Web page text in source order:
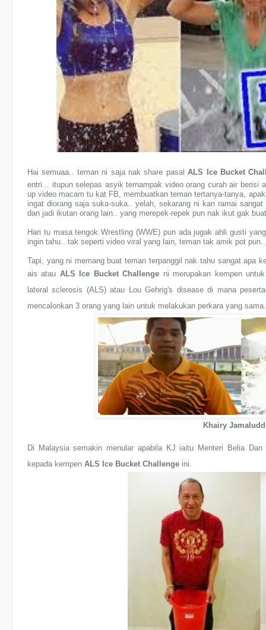
Hai semuaa.. teman ni saja nak share pasalALS Ice Bucket
entri... itupun selepas asyik ternampak video orang curah air berisi
up video macam tu kat FB, membuatkan teman tertanya-tanya,
ingat diorang saja suka-suka.. yelah, sekarang ni kan ramai
dan jadi ikutan orang lain.. yang merepek-repek pun nak ikut gak
Hari tu masa tengok Wrestling (WWE) pun ada jugak ahli gusti
ingin tahu.. tak seperti video viral yang lain, teman tak amik pot pun..
Tapi, yang ni memang buat teman terpanggil nak tahu sangat apa
ais atau ALS Ice Bucket Challenge ni merupakan kempen
lateral sclerosis (ALS) atau Lou Gehrig's disease di mana
mencalonkan 3 orang yang lain untuk melakukan perkara yang
Khairy
Di Malaysia semakin menular apabila KJ iaitu Menteri Belia
kepada kempen ALS Ice Bucket Challenge ini.